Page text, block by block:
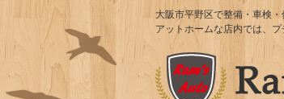
大阪市平野区で整備・車検・
アットホームな店内では、プ